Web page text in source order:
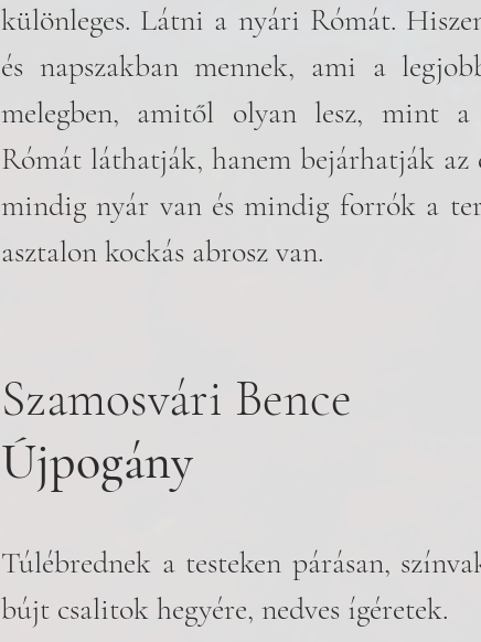
különleges. Látni a nyári Rómát.
és napszakban mennek, ami a
melegben, amitől olyan lesz, mint a
Rómát láthatják, hanem bejárhatják az
mindig nyár van és mindig forrók a
asztalon kockás abrosz van.
Szamosvári Bence
Újpogány
Túlébrednek a testeken párásan,
bújt csalitok hegyére, nedves ígéretek.